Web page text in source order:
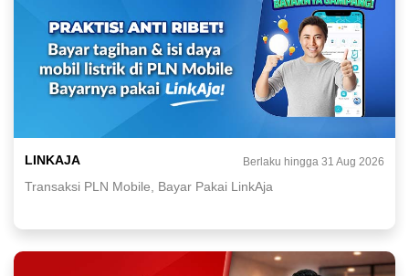
LINKAJA Berlaku hingga 31 Aug 2026
Transaksi PLN Mobile, Bayar Pakai LinkAja